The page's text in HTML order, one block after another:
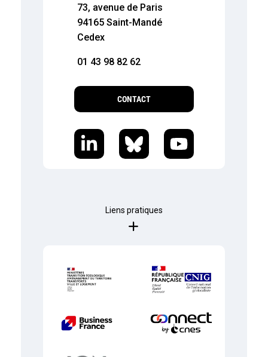
73, avenue de Paris
94165 Saint-Mandé
Cedex
01 43 98 82 62
CONTACT
Liens pratiques